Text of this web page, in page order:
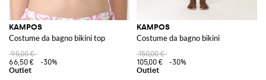
KAMPOS
Costume da bagno bikini top
95,00 €
66,50 €
-30%
KAMPOS
Costume da bagno bikini
150,00 €
105,00 €
-30%